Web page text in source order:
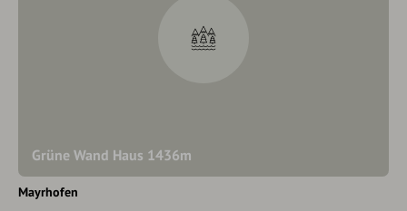
Grüne Wand Haus 1436m
Mayrhofen